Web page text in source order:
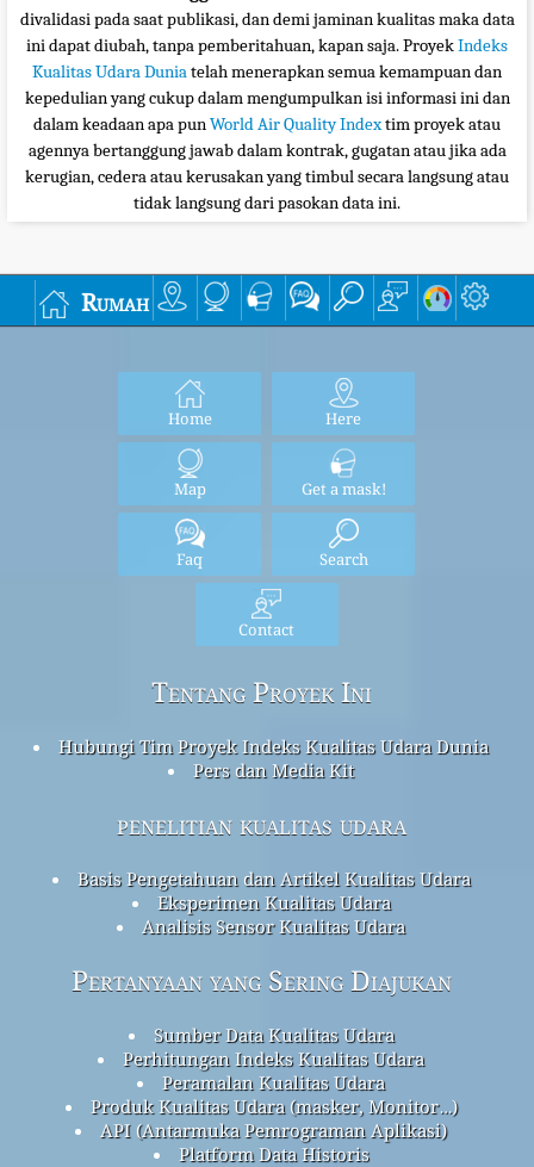
divalidasi pada saat publikasi, dan demi jaminan kualitas maka data
ini dapat diubah, tanpa pemberitahuan, kapan saja. ProyekIndeks
Kualitas Udara Duniatelah menerapkan semua kemampuan dan
kepedulian yang cukup dalam mengumpulkan isi informasi ini dan
dalam keadaan apa punWorld Air Quality Indextim proyek atau
agennya bertanggung jawab dalam kontrak, gugatan atau jika ada
kerugian, cedera atau kerusakan yang timbul secara langsung atau
tidak langsung dari pasokan data ini.
Rumah
Home Here
Map Get a mask!
Faq Search
Contact
Tentang Proyek Ini
Hubungi Tim Proyek Indeks Kualitas Udara Dunia
Pers dan Media Kit
penelitian kualitas udara
Basis Pengetahuan dan Artikel Kualitas Udara
Eksperimen Kualitas Udara
Analisis Sensor Kualitas Udara
Pertanyaan yang Sering Diajukan
Sumber Data Kualitas Udara
Perhitungan Indeks Kualitas Udara
Peramalan Kualitas Udara
Produk Kualitas Udara (masker, Monitor…)
API (Antarmuka Pemrograman Aplikasi)
Platform Data Historis